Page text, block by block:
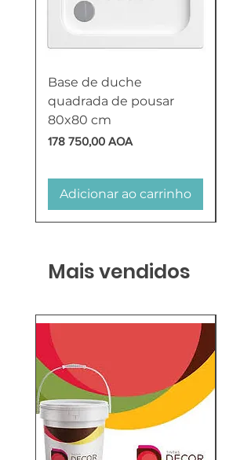
Base de duche
quadrada de pousar
80x80 cm
Preço
178 750,00 AOA
Adicionar ao carrinho
Mais vendidos